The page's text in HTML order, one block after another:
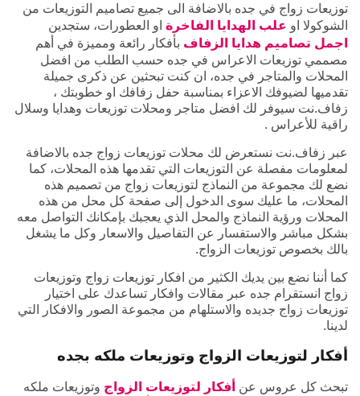
توزيعات زواج في جده بالاضافة الى جميع تصاميم التوزيعات من
الشوكولا او علب الهدايا الفاخرة او العطورات، ستجدين
اجمل تصاميم هدايا الزفاف بأفكار رائعة ومميزة في أهم
مصممي توزيعات الاعراس في جده حسب الطلب من افضل
المحلات والمتاجر في جده، ان كنت تبحثين عن ذكرى جميلة
تقدميها لضيوفك الاعزاء بمناسبة حفل زفافك او خطوبتك ،
زفاف.نت سيوفر لك افضل متاجر ومحلات توزيعات وهدايا وسلال
راقية للأعراس .
عبر زفاف.نت نستعرض لك محلات توزيعات زواج جده بالاضافة
لمعلومات مفصلة عن التوزيعات التي تقدمها هذه المحلات، كما
نضع لك مجموعة من النماذج لتوزيعات زواج من تصميم هذه
المحلات، ما عليك سوى الدخول إلى صفحة كل محل من هذه
المحلات ورؤية النماذج والمحل الذي يعجبك بإمكانك التواصل معه
بشكل مباشر والاستفسار عن التفاصيل والاسعار وكل ما يشغل
بالك بخصوص توزيعات الزواج.
كما أننا نضع بين يديك الكثير من افكار توزيعات زواج وتوزيعات
زواج انستقرام جده عبر مقالات وافكار تساعدك على اختيار
توزيعات زواج جديده والاستلهام من مجموعة الصور والافكار التي
لدينا.
أفكار لتوزيعات الزواج وتوزيعات ملكه بجده
تبحث كل عروس عن أفكار لتوزيعات الزواج وتوزيعات ملكه